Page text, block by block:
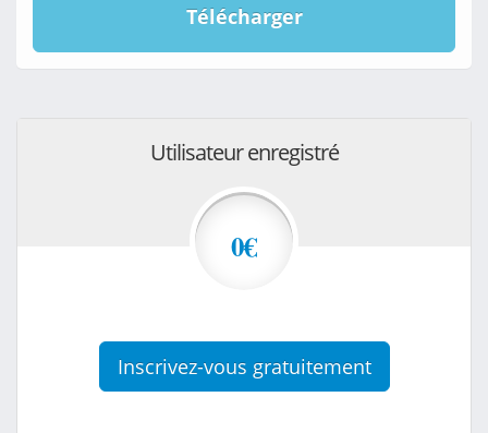
Télécharger
Utilisateur enregistré
0€
Inscrivez-vous gratuitement